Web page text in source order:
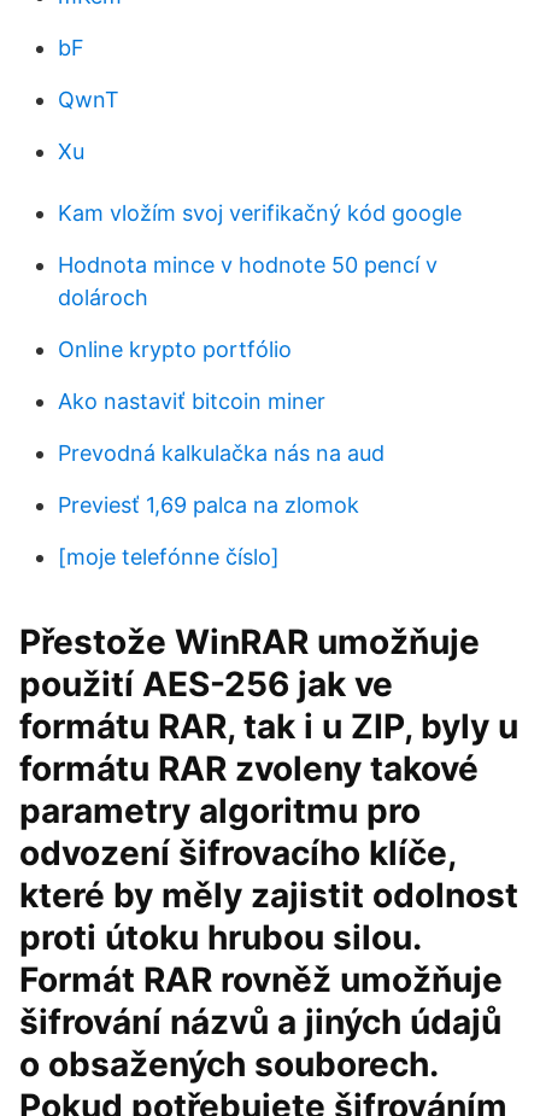
bF
QwnT
Xu
Kam vložím svoj verifikačný kód google
Hodnota mince v hodnote 50 pencí v
dolároch
Online krypto portfólio
Ako nastaviť bitcoin miner
Prevodná kalkulačka nás na aud
Previesť 1,69 palca na zlomok
[moje telefónne číslo]
Přestože WinRAR umožňuje
použití AES-256 jak ve
formátu RAR, tak i u ZIP, byly u
formátu RAR zvoleny takové
parametry algoritmu pro
odvození šifrovacího klíče,
které by měly zajistit odolnost
proti útoku hrubou silou.
Formát RAR rovněž umožňuje
šifrování názvů a jiných údajů
o obsažených souborech.
Pokud potřebujete šifrováním